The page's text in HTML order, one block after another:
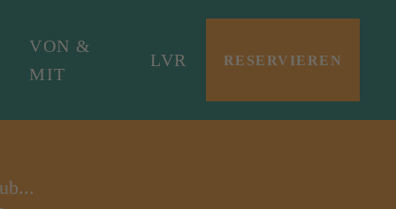
VON &
MIT
LVR RESERVIEREN